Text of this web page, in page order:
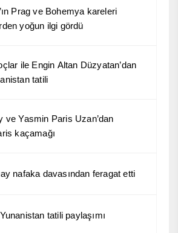
Prag ve Bohemya kareleri
yoğun ilgi gördü
ile Engin Altan Düzyatan’dan
tatili
ve Yasmin Paris Uzan’dan
kaçamağı
nafaka davasından feragat etti
tatili paylaşımı